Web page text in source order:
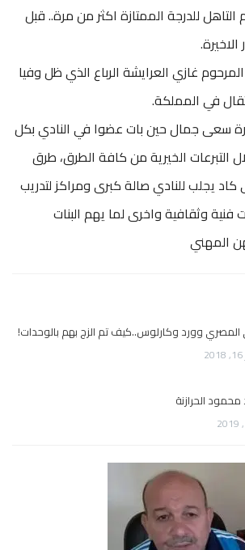
التاهل للدرجة الممتازة اكثر من مرة.. قبل
غازي العرايشة الرباع الذي ظل وفيا
في المملكة.
سعى جمال حين بات عضوا في النادي بكل
التبرعات الخيرية من كافة الطرق، طرق
كاد يجلب للنادي صالة كبرى ومراكز لتدريب
فنية وثقافية واخرى لما يهم البنات
المهني
وورد وكارلوس..كيف تم الزج بهم بالوحدات!
الحرازنة